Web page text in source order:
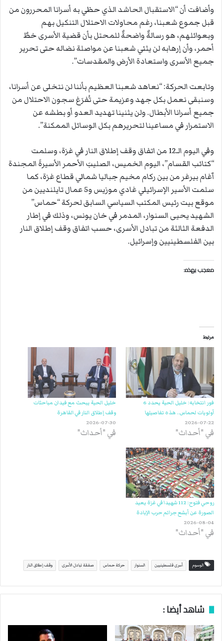
وأضافت أن “الاستقبال الحاشد الذي حظي به أسرانا المحررون من
قبل جموع شعبنا، رغم محاولات الاحتلال التنكيل بهم
وبعوائلهم، هو رسالةٌ واضحةٌ للمحتل بأن قضية الأسرى خطٌ
أحمر، وأن إرهابه لن يثني شعبنا عن مواصلة نضاله حتى تحرير
جميع الأسرى واستعادة الأرض والمقدسات”.
وتابعت الحركة: “نعاهد شعبنا العظيم بأننا لن نتخلى عن أسرانا،
وسنبقى نعمل بكل جهد وعزيمة حتى تُفرَغ سجون الاحتلال من
جميع أسرانا الأبطال. ولن يثنينا تهديد العدو أو بطشه عن
الاستمرار في مساعينا لتحريرهم بكل الوسائل الممكنة”.
وفي اليوم الـ12 من اتفاق وقف إطلاق النار في غزة، وسلمت
“كتائب القسام”، اليوم الخميس، الصليبَ الأحمر الأسيرةَ المجندة
آغام بيرغر من بين ركام مخيم جباليا شمالي قطاع غزة، كما
سلمت الأسير الإسرائيلي غادي موزيس و5 عمال تايلنديين من
موقع بيت رئيس المكتب السياسي السابق لحركة “حماس”
الشهيد يحيى السنوار، المدمر في خان يونس، وذلك في إطار
الدفعة الثالثة من تبادل الأسرى، حسب اتفاق وقف إطلاق النار
بين الفلسطينيين وإسرائيل.
معجب بهذه:
مرتبط
فور انتخابه: خليل الحية يحدد 6
أولويات لحماس.. هذه تفاصيلها
2026-07-22
في "أحداث"
خليل الحية يبحث مع فيدان مباحثات
وقف إطلاق النار في القاهرة
2026-07-30
في "أحداث"
روحي فتوح: 112 شهيدا في غزة يعيد
الصورة عن أبشع جرائم حرب الإبادة
2026-08-04
في "أحداث"
الوسوم أسرى فلسطينيين السنوار حركة حماس صفقة تبادل الأسرى وقف إطلاق النار
شاهد أيضا :